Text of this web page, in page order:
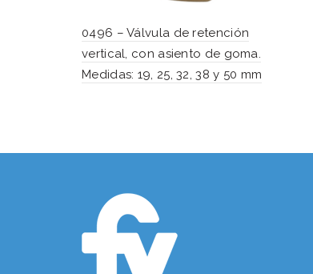
0496 – Válvula de retención
vertical, con asiento de goma.
Medidas: 19, 25, 32, 38 y 50 mm